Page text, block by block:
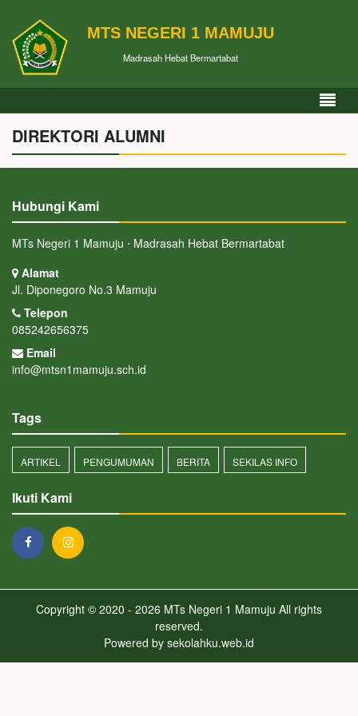
MTS NEGERI 1 MAMUJU
Madrasah Hebat Bermartabat
DIREKTORI ALUMNI
Hubungi Kami
MTs Negeri 1 Mamuju ⋅ Madrasah Hebat Bermartabat
Alamat
Jl. Diponegoro No.3 Mamuju
Telepon
085242656375
Email
info@mtsn1mamuju.sch.id
Tags
ARTIKEL PENGUMUMAN BERITA SEKILAS INFO
Ikuti Kami
Copyright © 2020 - 2026 MTs Negeri 1 Mamuju All rights
reserved.
Powered by sekolahku.web.id